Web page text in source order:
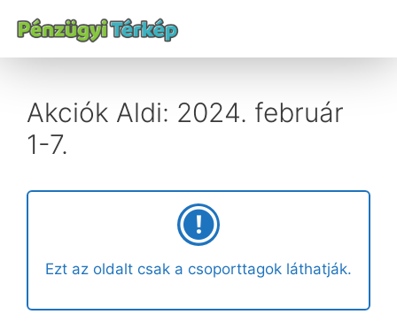
Akciók Aldi: 2024. február
1-7.
Ezt az oldalt csak a csoporttagok láthatják.